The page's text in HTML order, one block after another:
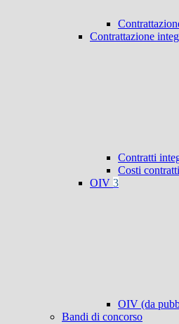
Contrattazione
Contratti
Costi
OIV 3
OIV (da
Bandi di concorso